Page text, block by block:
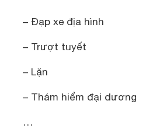
– Đạp xe địa hình
– Trượt tuyết
– Lặn
– Thám hiểm đại dương
…